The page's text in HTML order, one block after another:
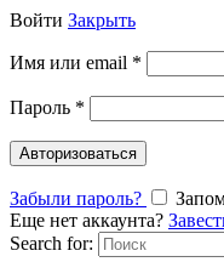
Войти Закрыть
Имя или email *
Пароль *
Авторизоваться
Забыли пароль?
Еще нет аккаунта?
Search for: